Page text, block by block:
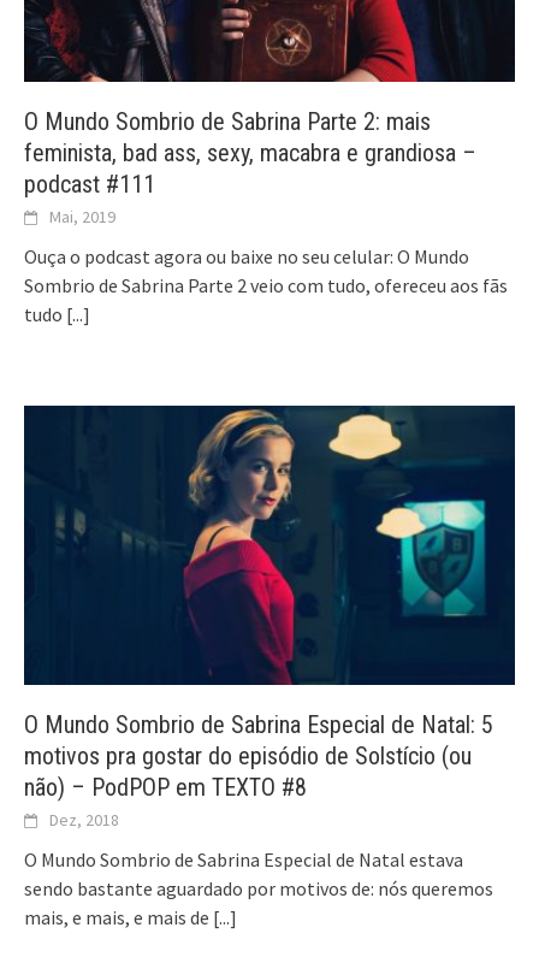
O Mundo Sombrio de Sabrina Parte 2: mais
feminista, bad ass, sexy, macabra e grandiosa –
podcast #111
Mai, 2019
Ouça o podcast agora ou baixe no seu celular: O Mundo
Sombrio de Sabrina Parte 2 veio com tudo, ofereceu aos fãs
tudo [...]
O Mundo Sombrio de Sabrina Especial de Natal: 5
motivos pra gostar do episódio de Solstício (ou
não) – PodPOP em TEXTO #8
Dez, 2018
O Mundo Sombrio de Sabrina Especial de Natal estava
sendo bastante aguardado por motivos de: nós queremos
mais, e mais, e mais de [...]